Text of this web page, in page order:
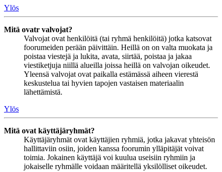
Ylös
Mitä ovatr valvojat?
Valvojat ovat henkilöitä (tai ryhmä henkilöitä) jotka katsovat
foorumeiden perään päivittäin. Heillä on on valta muokata ja
poistaa viestejä ja lukita, avata, siirtää, poistaa ja jakaa
viestiketjuja niillä alueilla joissa heillä on valvojan oikeudet.
Yleensä valvojat ovat paikalla estämässä aiheen vierestä
keskustelua tai hyvien tapojen vastaisen materiaalin
lähettämistä.
Ylös
Mitä ovat käyttäjäryhmät?
Käyttäjäryhmät ovat käyttäjien ryhmiä, jotka jakavat yhteisön
hallittaviin osiin, joiden kanssa foorumin ylläpitäjät voivat
toimia. Jokainen käyttäjä voi kuulua useisiin ryhmiin ja
jokaiselle ryhmälle voidaan määritellä yksilölliset oikeudet.